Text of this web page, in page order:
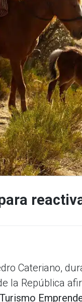
Cateriano,
la República